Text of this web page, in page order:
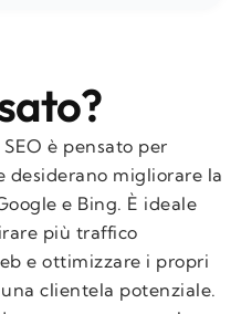
è pensato per
desiderano migliorare la
e Bing. È ideale
più traffico
e ottimizzare i propri
clientela potenziale.